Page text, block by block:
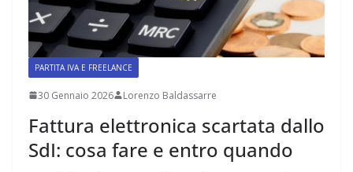
PARTITA IVA E FREELANCE
30 Gennaio 2026 Lorenzo Baldassarre
Fattura elettronica scartata dallo
SdI: cosa fare e entro quando